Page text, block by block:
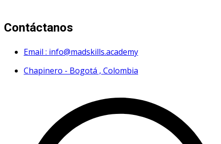
Contáctanos
Email : info@madskills.academy
Chapinero - Bogotá , Colombia